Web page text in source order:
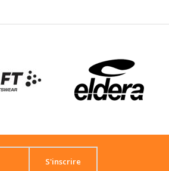
S'inscrire